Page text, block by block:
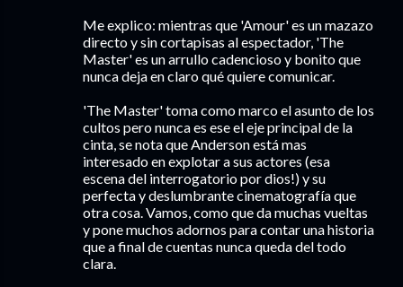
Me explico: mientras que 'Amour' es un mazazo
directo y sin cortapisas al espectador, 'The
Master' es un arrullo cadencioso y bonito que
nunca deja en claro qué quiere comunicar.
'The Master' toma como marco el asunto de los
cultos pero nunca es ese el eje principal de la
cinta, se nota que Anderson está mas
interesado en explotar a sus actores (esa
escena del interrogatorio por dios!) y su
perfecta y deslumbrante cinematografía que
otra cosa. Vamos, como que da muchas vueltas
y pone muchos adornos para contar una historia
que a final de cuentas nunca queda del todo
clara.